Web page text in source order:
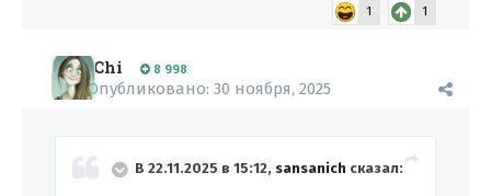
1 1
Chi 8 998
Опубликовано: 30 ноября, 2025
В 22.11.2025 в 15:12, sansanich сказал: